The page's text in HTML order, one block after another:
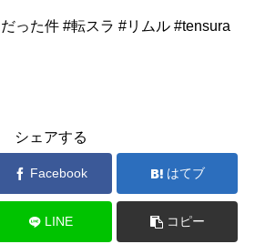
った件 #転スラ #リムル #tensura
シェアする
Facebook はてブ
LINE コピー